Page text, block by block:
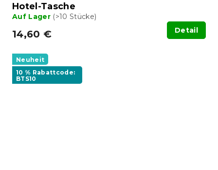
Hotel-Tasche
Auf Lager (>10 Stücke)
14,60 € Detail
Neuheit
10 % Rabattcode:
BTS10